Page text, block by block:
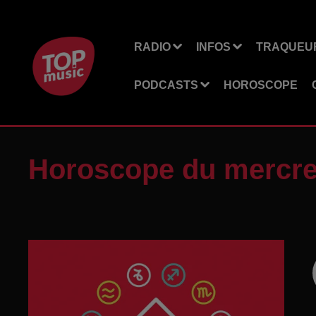
RADIO INFOS
PODCASTS HOROSCOPE
Horoscope du